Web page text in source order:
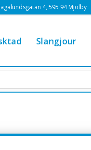
4, 595 94 Mjölby
Slangjour